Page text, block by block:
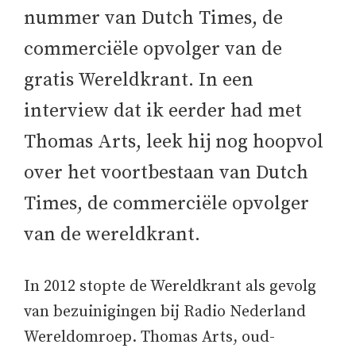
nummer van Dutch Times, de
commerciële opvolger van de
gratis Wereldkrant. In een
interview dat ik eerder had met
Thomas Arts, leek hij nog hoopvol
over het voortbestaan van Dutch
Times, de commerciële opvolger
van de wereldkrant.
In 2012 stopte de Wereldkrant als gevolg
van bezuinigingen bij Radio Nederland
Wereldomroep. Thomas Arts, oud-